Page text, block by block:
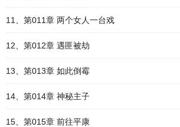
11、第011章 两个女人一台戏
12、第012章 遇匪被劫
13、第013章 如此倒霉
14、第014章 神秘主子
15、第015章 前往平康